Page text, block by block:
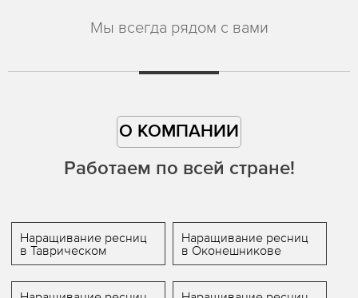
Мы всегда рядом с вами
О КОМПАНИИ
Работаем по всей стране!
Наращивание ресниц
в Таврическом
Наращивание ресниц
в Оконешникове